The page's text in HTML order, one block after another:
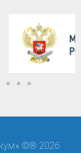
©® 2026